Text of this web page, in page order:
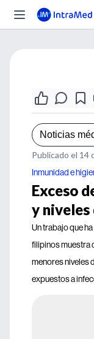
Noticias
Publicado el 14
Inmunidad e
Exceso
y
Un trabajo que
filipinos muestra
menores niveles
expuestos a